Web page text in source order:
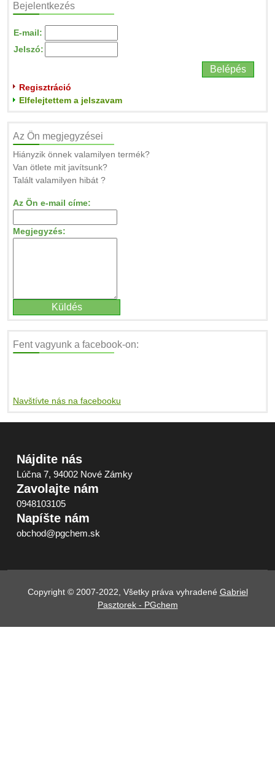
Bejelentkezés
E-mail:
Jelszó:
Regisztráció
Elfelejtettem a jelszavam
Az Ön megjegyzései
Hiányzik önnek valamilyen termék?
Van ötlete mit javítsunk?
Talált valamilyen hibát ?
Az Ön e-mail címe:
Megjegyzés:
Fent vagyunk a facebook-on:
Navštívte nás na facebooku
Nájdite nás
Lúčna 7, 94002 Nové Zámky
Zavolajte nám
0948103105
Napíšte nám
obchod@pgchem.sk
Copyright © 2007-2022, Všetky práva vyhradené Gabriel
Pasztorek - PGchem